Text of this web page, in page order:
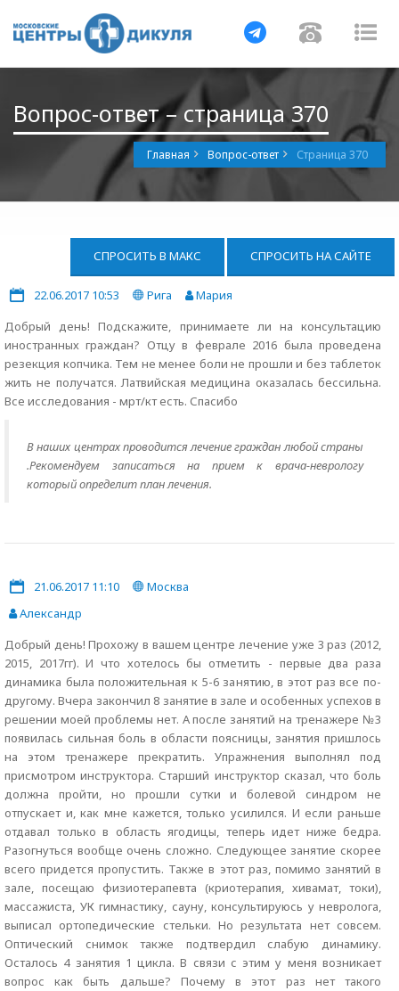
Навигация
Вопрос-ответ – страница 370
Главная Вопрос-ответ Страница 370
СПРОСИТЬ В МАКС СПРОСИТЬ НА САЙТЕ
22.06.2017 10:53 Рига
Мария
Добрый день! Подскажите, принимаете ли на консультацию
иностранных граждан? Отцу в феврале 2016 была проведена
резекция копчика. Тем не менее боли не прошли и без таблеток
жить не получатся. Латвийская медицина оказалась бессильна.
Все исследования - мрт/кт есть. Спасибо
В наших центрах проводится лечение граждан любой страны
.Рекомендуем записаться на прием к врача-неврологу
который определит план лечения.
21.06.2017 11:10
Москва
Александр
Добрый день! Прохожу в вашем центре лечение уже 3 раз (2012,
2015, 2017гг). И что хотелось бы отметить - первые два раза
динамика была положительная к 5-6 занятию, в этот раз все по-
другому. Вчера закончил 8 занятие в зале и особенных успехов в
решении моей проблемы нет. А после занятий на тренажере №3
появилась сильная боль в области поясницы, занятия пришлось
на этом тренажере прекратить. Упражнения выполнял под
присмотром инструктора. Старший инструктор сказал, что боль
должна пройти, но прошли сутки и болевой синдром не
отпускает и, как мне кажется, только усилился. И если раньше
отдавал только в область ягодицы, теперь идет ниже бедра.
Разогнуться вообще очень сложно. Следующее занятие скорее
всего придется пропустить. Также в этот раз, помимо занятий в
зале, посещаю физиотерапевта (криотерапия, хивамат, токи),
массажиста, УК гимнастику, сауну, консультируюсь у невролога,
выписал ортопедические стельки. Но результата нет совсем.
Оптический снимок также подтвердил слабую динамику.
Осталось 4 занятия 1 цикла. В связи с этим у меня возникает
вопрос как быть дальше? Почему в этот раз нет такого